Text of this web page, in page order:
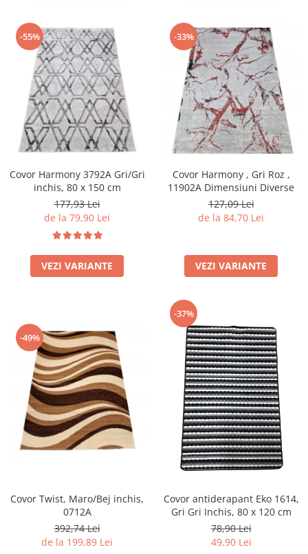
-55%
Covor Harmony 3792A Gri/Gri
inchis, 80 x 150 cm
177,93 Lei
de la 79,90 Lei
VEZI VARIANTE
-33%
Covor Harmony , Gri Roz ,
11902A Dimensiuni Diverse
127,09 Lei
de la 84,70 Lei
VEZI VARIANTE
-49%
Covor Twist, Maro/Bej inchis,
0712A
392,74 Lei
de la 199,89 Lei
-37%
Covor antiderapant Eko 1614,
Gri Gri Inchis, 80 x 120 cm
78,90 Lei
49,90 Lei